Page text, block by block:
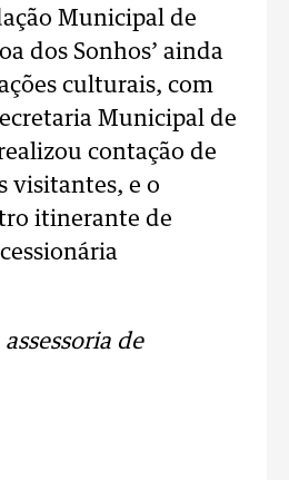
Municipal de
dos Sonhos’ ainda
culturais, com
Municipal de
contação de
visitantes, e o
itinerante de
de